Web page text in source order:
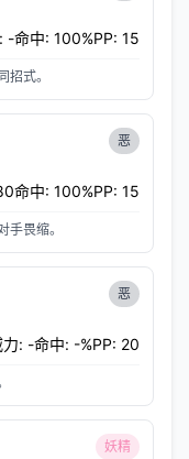
-命中: 100%PP: 15
式。
恶
命中: 100%PP: 15
畏缩。
恶
力: -命中: -%PP: 20
妖精